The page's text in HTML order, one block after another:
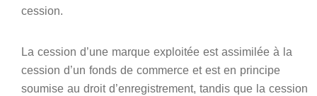
cession.
La cession d’une marque exploitée est assimilée à la
cession d’un fonds de commerce et est en principe
soumise au droit d’enregistrement, tandis que la cession